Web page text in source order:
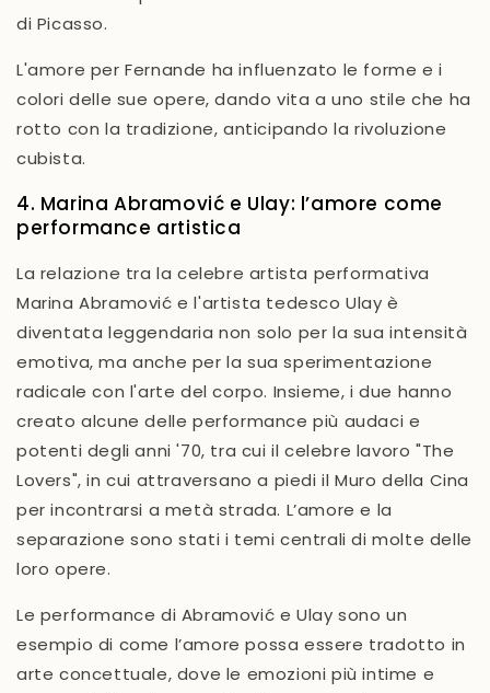
di Picasso.
L'amore per Fernande ha influenzato le forme e i
colori delle sue opere, dando vita a uno stile che ha
rotto con la tradizione, anticipando larivoluzione
cubista.
4. Marina Abramović e Ulay: l’amore come
performance artistica
La relazione tra la celebre artista performativa
Marina Abramović e l'artista tedescoUlay è
diventata leggendaria non solo per la sua intensità
emotiva, ma anche per la suasperimentazione
radicale con l'arte del corpo. Insieme, i due hanno
creato alcune delleperformance più audaci e
potenti degli anni '70, tra cui il celebre lavoro"The
Lovers", in cui attraversano a piedi ilMuro della Cina
per incontrarsi a metà strada. L’amore e la
separazione sono stati i temi centrali di molte delle
loro opere.
Le performance di Abramović e Ulay sono un
esempio di come l’amore possa essere tradotto in
arte concettuale, dove le emozioni più intime e